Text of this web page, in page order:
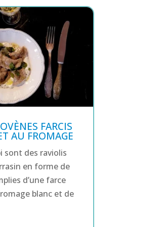
FARCIS
AU FROMAGE
sont des raviolis
en forme de
d’une farce
blanc et de